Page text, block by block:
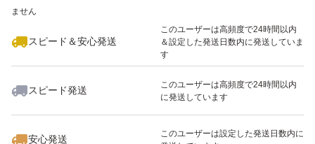
ません
スピード＆安心発送
このユーザーは高頻度で24時間以内
＆設定した発送日数内に発送していま
す
スピード発送
このユーザーは高頻度で24時間以内
に発送しています
安心発送
このユーザーは設定した発送日数内に
いいね！
2,650